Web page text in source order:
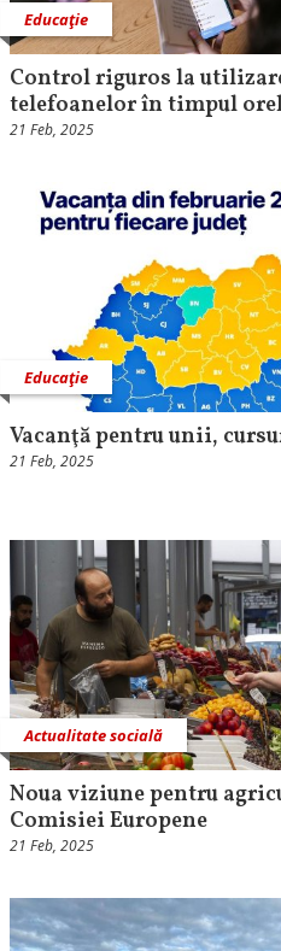
Educaţie
Control riguros la
telefoanelor în timpul
21 Feb, 2025
Educaţie
Vacanţă pentru unii,
21 Feb, 2025
Actualitate socială
Noua viziune pentru
Comisiei Europene
21 Feb, 2025